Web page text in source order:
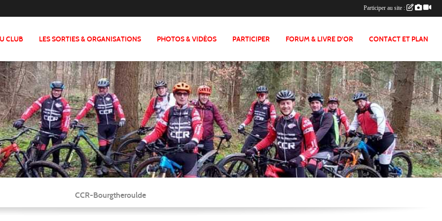
CLUB LES SORTIES & ORGANISATIONS PHOTOS & VIDÉOS PARTICIPER FORUM & LIVRE D'OR CONTACT ET PLAN
CCR-Bourgtheroulde
Participer au site :